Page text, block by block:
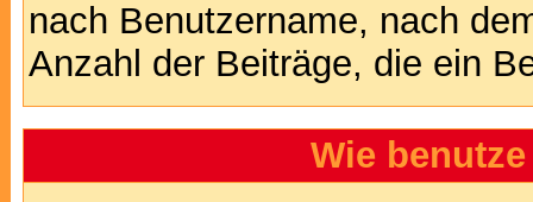
nach Benutzername, nach
Anzahl der Beiträge, die ein
Wie